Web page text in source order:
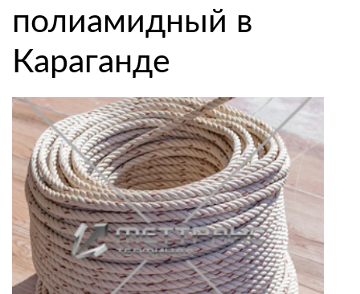
полиамидный в
Караганде